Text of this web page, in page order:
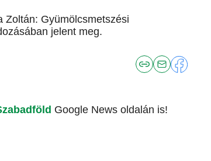
Zoltán: Gyümölcsmetszési
jelent meg.
Google News oldalán is!